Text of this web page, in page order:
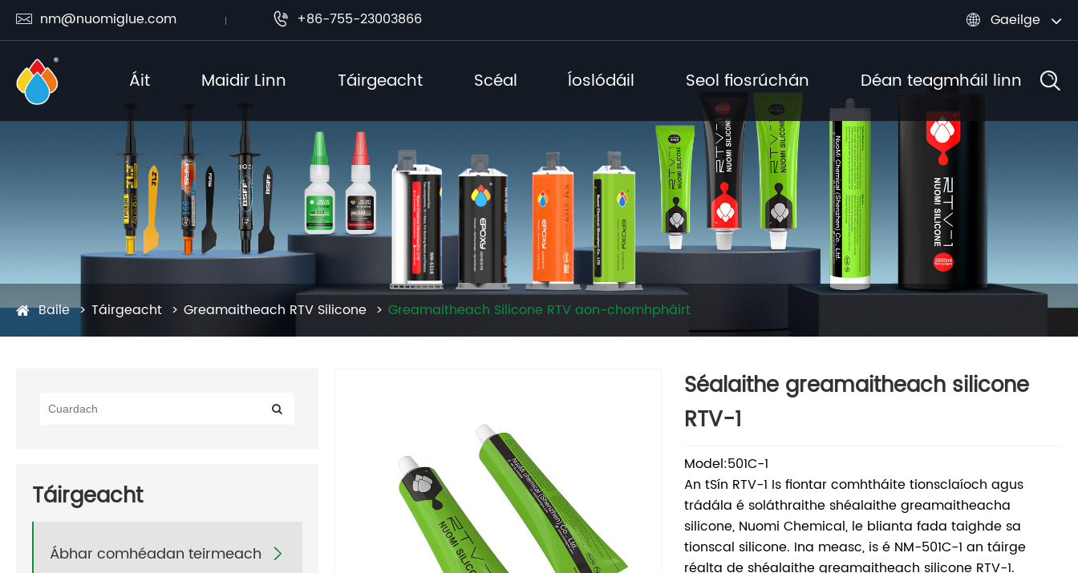
 nm@nuomiglue.com  +86-755-23003866  Gaeilge
Áit Maidir Linn Táirgeacht Scéal Íoslódáil Seol fiosrúchán Déan teagmháil linn
Baile Táirgeacht Greamaitheach RTV Silicone Greamaitheach Silicone RTV aon-chomhpháirt
Táirgeacht
Ábhar comhéadan teirmeach 
Séalaithe greamaitheach silicone
RTV-1
Model:501C-1
An tSín RTV-1 Is fiontar comhtháite tionsclaíoch agus
trádála é soláthraithe shéalaithe greamaitheacha
silicone, Nuomi Chemical, le blianta fada taighde sa
tionscal silicone. Ina measc, is é NM-501C-1 an táirge
réalta de shéalaithe greamaitheach silicone RTV-1.